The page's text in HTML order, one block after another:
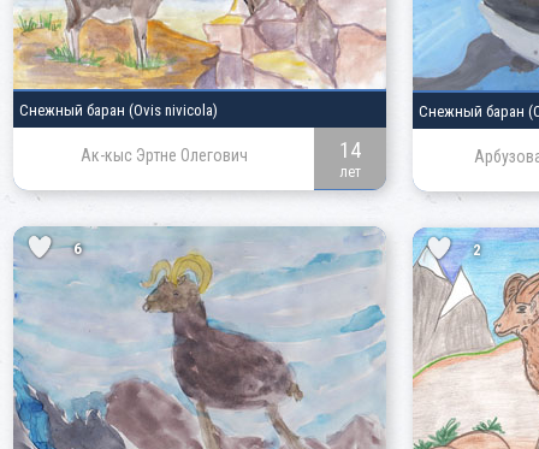
Снежный баран (Ovis nivicola)
Ак-кыс Эртне Олегович 14
лет
Снежный баран
6 2